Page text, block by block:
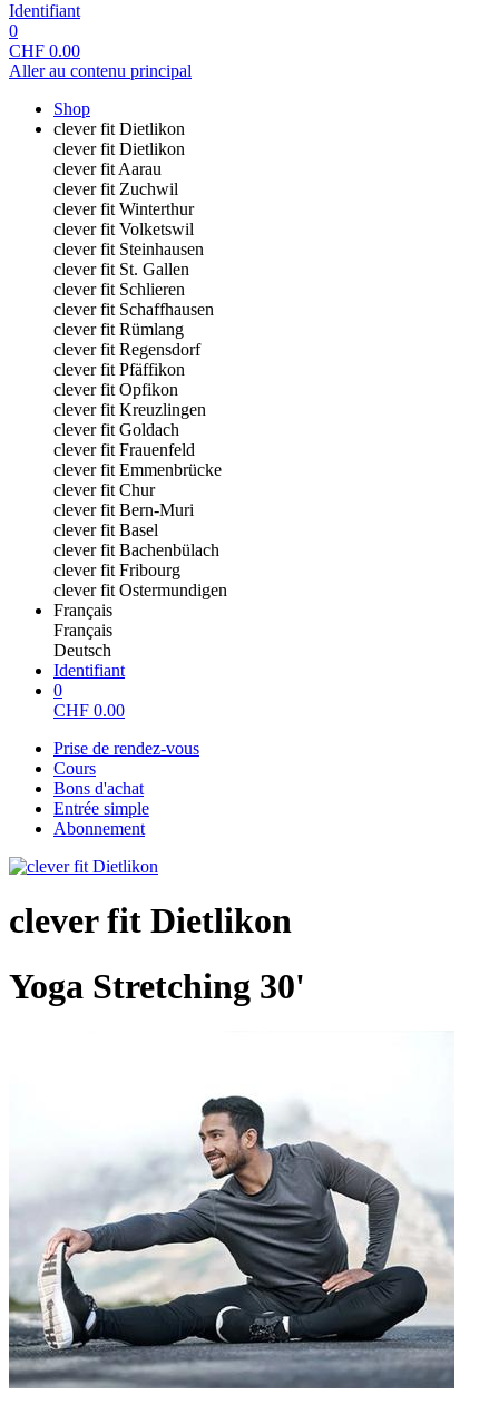
Identifiant
0
CHF 0.00
Aller au contenu principal
Shop
clever fit Dietlikon
clever fit Dietlikon
clever fit Aarau
clever fit Zuchwil
clever fit Winterthur
clever fit Volketswil
clever fit Steinhausen
clever fit St. Gallen
clever fit Schlieren
clever fit Schaffhausen
clever fit Rümlang
clever fit Regensdorf
clever fit Pfäffikon
clever fit Opfikon
clever fit Kreuzlingen
clever fit Goldach
clever fit Frauenfeld
clever fit Emmenbrücke
clever fit Chur
clever fit Bern-Muri
clever fit Basel
clever fit Bachenbülach
clever fit Fribourg
clever fit Ostermundigen
Français
Français
Deutsch
Identifiant
0
CHF 0.00
Prise de rendez-vous
Cours
Bons d'achat
Entrée simple
Abonnement
clever fit Dietlikon
Yoga Stretching 30'